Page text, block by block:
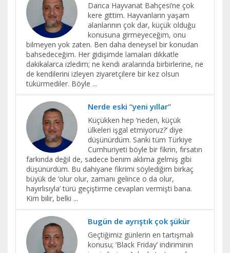
Darıca Hayvanat Bahçesi’ne çok
kere gittim. Hayvanların yaşam
alanlarının çok dar, küçük olduğu
konusuna girmeyeceğim, onu
bilmeyen yok zaten. Ben daha deneysel bir konudan
bahsedeceğim. Her gidişimde lamaları dikkatle
dakikalarca izledim; ne kendi aralarında birbirlerine, ne
de kendilerini izleyen ziyaretçilere bir kez olsun
tükürmediler. Böyle ...
Nerde eski “yeni yıllar”
Küçükken hep ‘neden, küçük
ülkeleri işgal etmiyoruz?’ diye
düşünürdüm. Sanki tüm Türkiye
Cumhuriyeti böyle bir fikrin, fırsatın
farkında değil de, sadece benim aklıma gelmiş gibi
düşünürdüm. Bu dahiyane fikrimi söylediğim birkaç
büyük de ‘olur olur, zamanı gelince o da olur,
hayırlısıyla’ türü geçiştirme cevapları vermişti bana.
Kim bilir, belki ...
Bugün de ayrıştık çok şükür
Geçtiğimiz günlerin en tartışmalı
konusu; ‘Black Friday’ indiriminin